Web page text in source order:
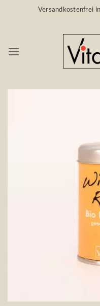
Versandkostenfrei